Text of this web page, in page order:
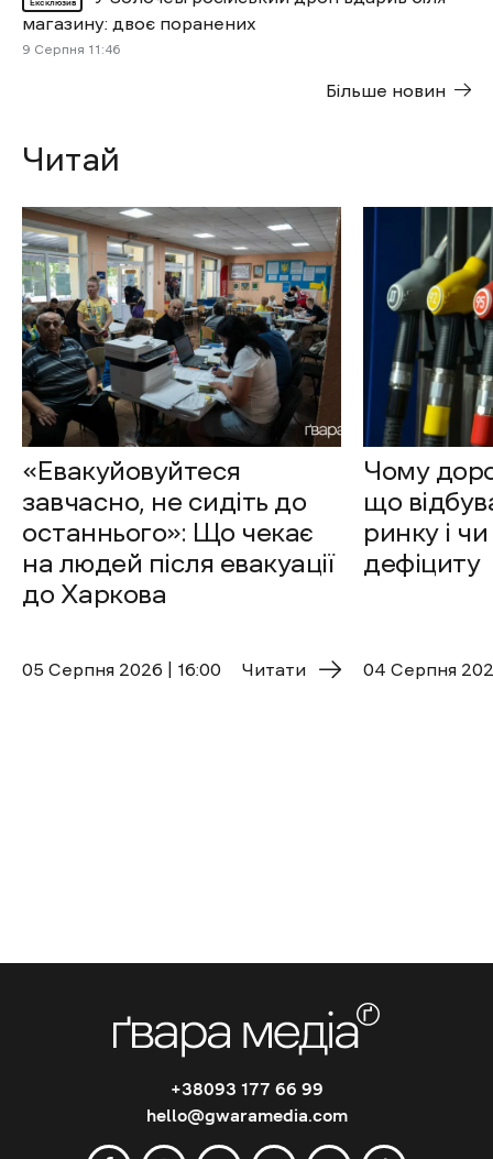
Ексклюзив
магазину: двоє поранених
9 Cерпня 11:46
Більше новин
Читай
«Евакуйовуйтеся
завчасно, не сидіть до
останнього»: Що чекає
на людей після евакуації
до Харкова
05 Cерпня 2026 | 16:00 Читати
Чому
що
ринку і
дефіциту
04 Cерпня
+38093 177 66 99
hello@gwaramedia.com